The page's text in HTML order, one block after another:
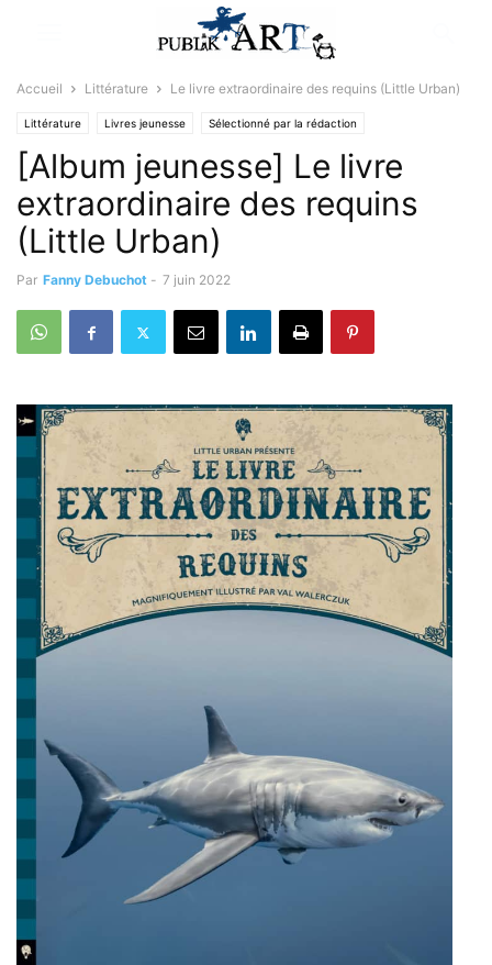
Accueil Littérature Le livre extraordinaire des requins (Little Urban)
Littérature Livres jeunesse Sélectionné par la rédaction
[Album jeunesse] Le livre
extraordinaire des requins
(Little Urban)
Par Fanny Debuchot - 7 juin 2022